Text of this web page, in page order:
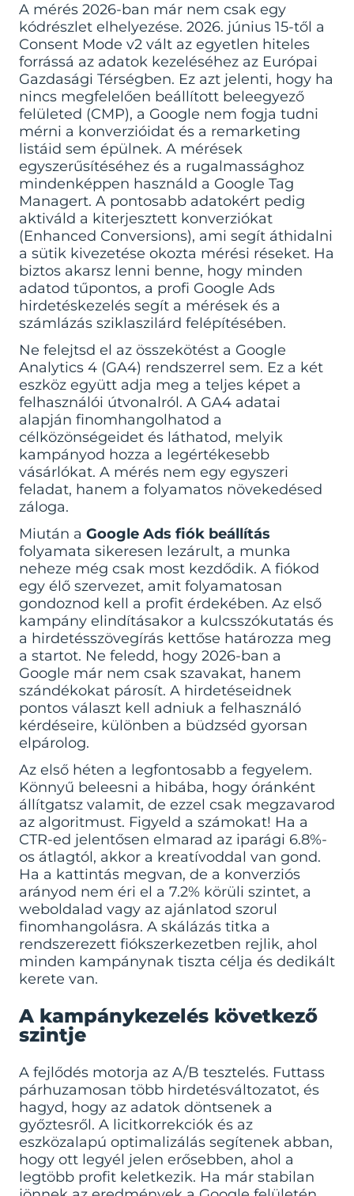
A mérés 2026-ban már nem csak egy
kódrészlet elhelyezése. 2026. június 15-től a
Consent Mode v2 vált az egyetlen hiteles
forrássá az adatok kezeléséhez az Európai
Gazdasági Térségben. Ez azt jelenti, hogy ha
nincs megfelelően beállított beleegyező
felületed (CMP), a Google nem fogja tudni
mérni a konverzióidat és a remarketing
listáid sem épülnek. A mérések
egyszerűsítéséhez és a rugalmassághoz
mindenképpen használd a Google Tag
Managert. A pontosabb adatokért pedig
aktiváld a kiterjesztett konverziókat
(Enhanced Conversions), ami segít áthidalni
a sütik kivezetése okozta mérési réseket. Ha
biztos akarsz lenni benne, hogy minden
adatod tűpontos, a profi Google Ads
hirdetéskezelés segít a mérések és a
számlázás sziklaszilárd felépítésében.
Ne felejtsd el az összekötést a Google
Analytics 4 (GA4) rendszerrel sem. Ez a két
eszköz együtt adja meg a teljes képet a
felhasználói útvonalról. A GA4 adatai
alapján finomhangolhatod a
célközönségeidet és láthatod, melyik
kampányod hozza a legértékesebb
vásárlókat. A mérés nem egy egyszeri
feladat, hanem a folyamatos növekedésed
záloga.
Miután a Google Ads fiók beállítás
folyamata sikeresen lezárult, a munka
neheze még csak most kezdődik. A fiókod
egy élő szervezet, amit folyamatosan
gondoznod kell a profit érdekében. Az első
kampány elindításakor a kulcsszókutatás és
a hirdetésszövegírás kettőse határozza meg
a startot. Ne feledd, hogy 2026-ban a
Google már nem csak szavakat, hanem
szándékokat párosít. A hirdetéseidnek
pontos választ kell adniuk a felhasználó
kérdéseire, különben a büdzséd gyorsan
elpárolog.
Az első héten a legfontosabb a fegyelem.
Könnyű beleesni a hibába, hogy óránként
állítgatsz valamit, de ezzel csak megzavarod
az algoritmust. Figyeld a számokat! Ha a
CTR-ed jelentősen elmarad az iparági 6.8%-
os átlagtól, akkor a kreatívoddal van gond.
Ha a kattintás megvan, de a konverziós
arányod nem éri el a 7.2% körüli szintet, a
weboldalad vagy az ajánlatod szorul
finomhangolásra. A skálázás titka a
rendszerezett fiókszerkezetben rejlik, ahol
minden kampánynak tiszta célja és dedikált
kerete van.
A kampánykezelés következő
szintje
A fejlődés motorja az A/B tesztelés. Futtass
párhuzamosan több hirdetésváltozatot, és
hagyd, hogy az adatok döntsenek a
győztesről. A licitkorrekciók és az
eszközalapú optimalizálás segítenek abban,
hogy ott legyél jelen erősebben, ahol a
legtöbb profit keletkezik. Ha már stabilan